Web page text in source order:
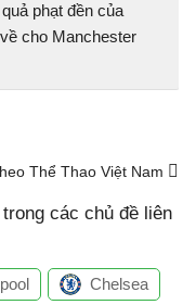
phạt đền của
cho Manchester
Thể Thao Việt Nam
các chủ đề liên
Chelsea